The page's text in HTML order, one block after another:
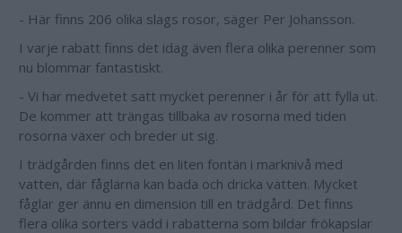
- Här finns 206 olika slags rosor, säger Per Johansson.
I varje rabatt finns det idag även flera olika perenner som
nu blommar fantastiskt.
- Vi har medvetet satt mycket perenner i år för att fylla ut.
De kommer att trängas tillbaka av rosorna med tiden
rosorna växer och breder ut sig.
I trädgården finns det en liten fontän i marknivå med
vatten, där fåglarna kan bada och dricka vatten. Mycket
fåglar ger ännu en dimension till en trädgård. Det finns
flera olika sorters vädd i rabatterna som bildar frökapslar